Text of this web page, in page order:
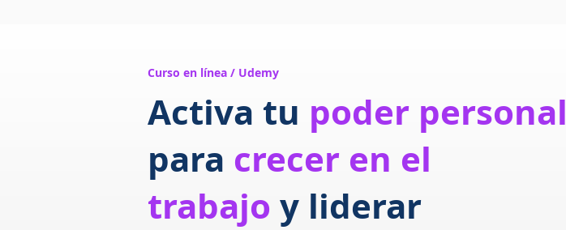
Curso en línea / Udemy
Activa tu poder personal
para crecer en el
trabajo y liderar